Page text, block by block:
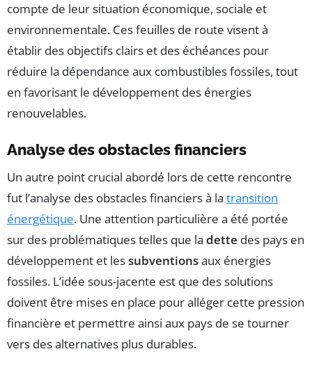
compte de leur situation économique, sociale et
environnementale. Ces feuilles de route visent à
établir des objectifs clairs et des échéances pour
réduire la dépendance aux combustibles fossiles, tout
en favorisant le développement des énergies
renouvelables.
Analyse des obstacles financiers
Un autre point crucial abordé lors de cette rencontre
fut l’analyse des obstacles financiers à la transition
énergétique. Une attention particulière a été portée
sur des problématiques telles que la dette des pays en
développement et lessubventionsaux énergies
fossiles. L’idée sous-jacente est que des solutions
doivent être mises en place pour alléger cette pression
financière et permettre ainsi aux pays de se tourner
vers des alternatives plus durables.